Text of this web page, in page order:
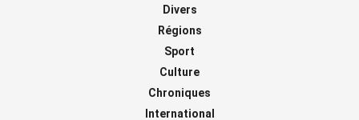
Divers
Régions
Sport
Culture
Chroniques
International